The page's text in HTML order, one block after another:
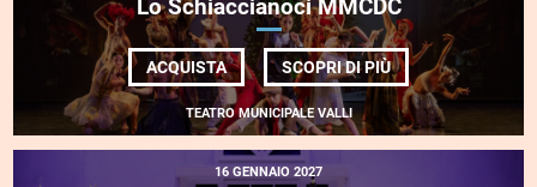
Lo SchiaccianociMMCDC
ACQUISTA SCOPRI DI PIÙDI
LO
SCHIACCIANOCI
<BE>MMCDC
TEATRO MUNICIPALE VALLI
16 GENNAIO 2027